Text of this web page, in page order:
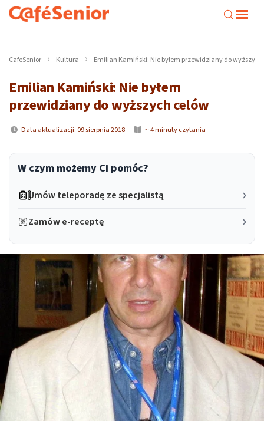
CafeSenior Kultura Emilian Kamiński: Nie byłem przewidziany do
Emilian Kamiński: Nie byłem
przewidziany do wyższych celów
Data aktualizacji: 09 sierpnia 2018 ~ 4 minuty czytania
W czym możemy Ci pomóc?
Umów teleporadę ze specjalistą
Zamów e-receptę